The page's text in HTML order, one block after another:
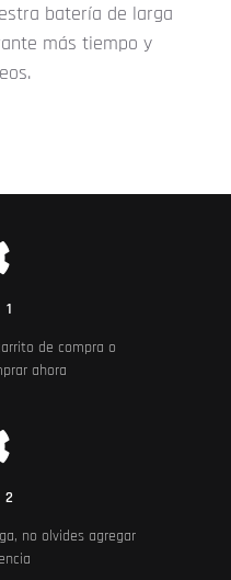
batería de larga
más tiempo y
de compra o
ahora
2
no olvides agregar